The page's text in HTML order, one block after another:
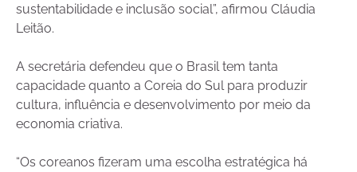
sustentabilidade e inclusão social”, afirmou Cláudia
Leitão.
A secretária defendeu que o Brasil tem tanta
capacidade quanto a Coreia do Sul para produzir
cultura, influência e desenvolvimento por meio da
economia criativa.
“Os coreanos fizeram uma escolha estratégica há